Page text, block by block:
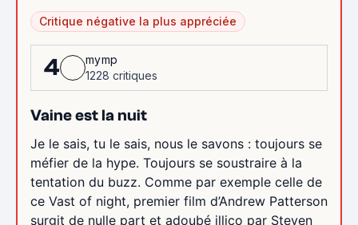
Critique négative la plus appréciée
4
mymp
1228 critiques
Vaine est la nuit
Je le sais, tu le sais, nous le savons : toujours se
méfier de la hype. Toujours se soustraire à la
tentation du buzz. Comme par exemple celle de
ce Vast of night, premier film d’Andrew Patterson
surgit de nulle part et adoubé illico par Steven